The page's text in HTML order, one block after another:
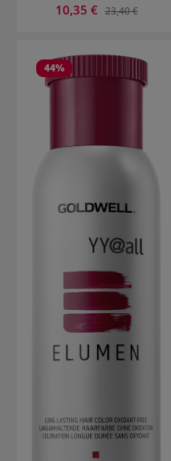
Verkaufspreis:
10,35 € Regulärer Preis:
23,40 €
44%